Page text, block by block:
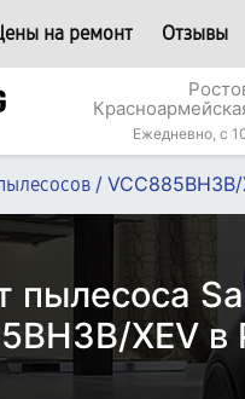
на ремонт Отзывы
Ежедневно, с
/ VCC885BH3B/
пылесоса
XEV